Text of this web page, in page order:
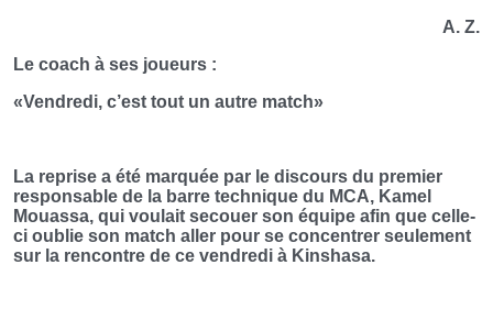
A. Z.
Le coach à ses joueurs :
«Vendredi, c’est tout un autre match»
La reprise a été marquée par le discours du premier
responsable de la barre technique du MCA, Kamel
Mouassa, qui voulait secouer son équipe afin que celle-
ci oublie son match aller pour se concentrer seulement
sur la rencontre de ce vendredi à Kinshasa.